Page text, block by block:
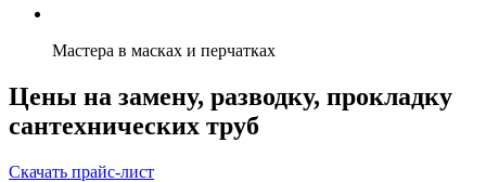
Мастера в масках и перчатках
Цены на замену, разводку, прокладку
сантехнических труб
Скачать прайс-лист